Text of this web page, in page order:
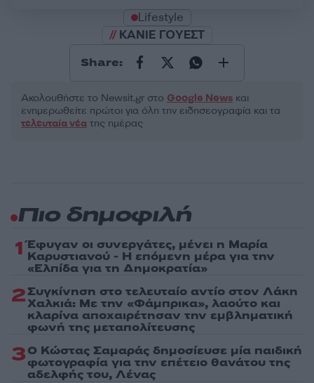
Lifestyle
ΚΑΝΙΕ ΓΟΥΕΣΤ
Share:
Ακολουθήστε το Νewsit.gr στο Google News και
ενημερωθείτε πρώτοι για όλη την ειδησεογραφία και τα
τελευταία νέα της ημέρας
Πιο δημοφιλή
1 Έφυγαν οι συνεργάτες, μένει η Μαρία
Καρυστιανού - Η επόμενη μέρα για την
«Ελπίδα για τη Δημοκρατία»
2Συγκίνηση στο τελευταίο αντίο στον Λάκη
Χαλκιά: Με την «Φάμπρικα», λαούτο και
κλαρίνα αποχαιρέτησαν την εμβληματική
φωνή της μεταπολίτευσης
3Ο Κώστας Σαμαράς δημοσίευσε μία παιδική
φωτογραφία για την επέτειο θανάτου της
αδελφής του, Λένας